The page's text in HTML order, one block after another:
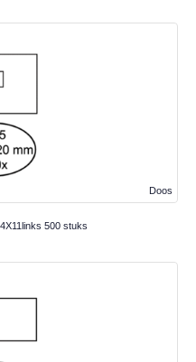
Doos
500 stuks